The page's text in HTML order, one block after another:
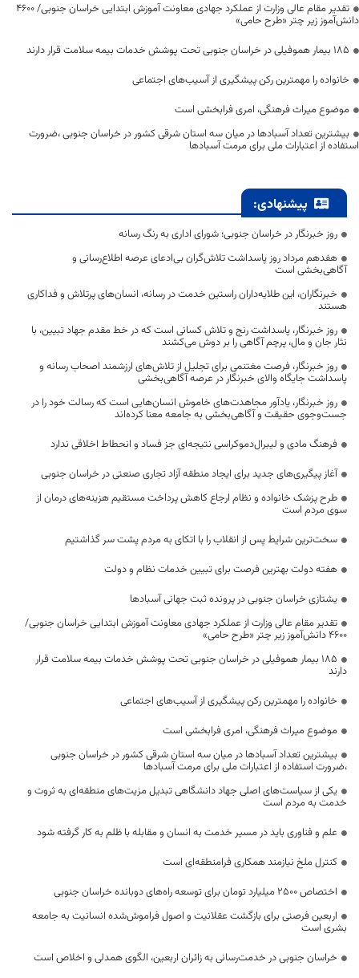
تقدیر مقام عالی وزارت از عملکرد جهادی معاونت آموزش ابتدایی خراسان جنوبی/ ۴۶۰۰
دانش‌آموز زیر چتر «طرح حامی»
۱۸۵ بیمار هموفیلی در خراسان جنوبی تحت پوشش خدمات بیمه سلامت قرار دارند
خانواده را مهمترین رکن پیشگیری از آسیب‌های اجتماعی
موضوع میراث فرهنگی، امری فرابخشی است
بیشترین تعداد آسبادها در میان سه استان شرقی کشور در خراسان جنوبی ،ضرورت
استفاده از اعتبارات ملی برای مرمت آسبادها
پیشنهادی:
روز خبرنگار در خراسان جنوبی؛ شورای اداری به رنگ رسانه
هفدهم مرداد روز پاسداشت تلاش‌گران بی‌ادعای عرصه اطلاع‌رسانی و
آگاهی‌بخشی است
خبرنگاران، این طلایه‌داران راستین خدمت در رسانه، انسان‌های پرتلاش و فداکاری
هستند
روز خبرنگار، پاسداشت رنج و تلاش کسانی است که در خط مقدم جهاد تبیین، با
نثار جان و مال، پرچم آگاهی را بر دوش می‌کشند
روز خبرنگار، فرصت مغتنمی برای تجلیل از تلاش‌های ارزشمند اصحاب رسانه و
پاسداشت جایگاه والای خبرنگار در عرصه آگاهی‌بخشی
روز خبرنگار، یادآور مجاهدت‌های خاموش انسان‌هایی است که رسالت خود را در
جست‌وجوی حقیقت و آگاهی‌بخشی به جامعه معنا کرده‌اند
فرهنگ مادی و لیبرال‌دموکراسی نتیجه‌ای جز فساد و انحطاط اخلاقی ندارد
آغاز پیگیری‌های جدید برای ایجاد منطقه آزاد تجاری صنعتی در خراسان جنوبی
طرح پزشک خانواده و نظام ارجاع کاهش پرداخت مستقیم هزینه‌های درمان از
سوی مردم است
سخت‌ترین شرایط پس از انقلاب را با اتکای به مردم پشت سر گذاشتیم
هفته دولت بهترین فرصت برای تبیین خدمات نظام و دولت
یشتازی خراسان جنوبی در پرونده ثبت جهانی آسبادها
تقدیر مقام عالی وزارت از عملکرد جهادی معاونت آموزش ابتدایی خراسان جنوبی/
۴۶۰۰ دانش‌آموز زیر چتر «طرح حامی»
۱۸۵ بیمار هموفیلی در خراسان جنوبی تحت پوشش خدمات بیمه سلامت قرار
دارند
خانواده را مهمترین رکن پیشگیری از آسیب‌های اجتماعی
موضوع میراث فرهنگی، امری فرابخشی است
بیشترین تعداد آسبادها در میان سه استان شرقی کشور در خراسان جنوبی
،ضرورت استفاده از اعتبارات ملی برای مرمت آسبادها
یکی از سیاست‌های اصلی جهاد دانشگاهی تبدیل مزیت‌های منطقه‌ای به ثروت و
خدمت به مردم است
علم و فناوری باید در مسیر خدمت به انسان و مقابله با ظلم به کار گرفته شود
کنترل ملخ نیازمند همکاری فرامنطقه‌ای است
اختصاص 2500 میلیارد تومان برای توسعه راه‌های دوبانده خراسان جنوبی
اربعین فرصتی برای بازگشت عقلانیت و اصول فراموش‌شده انسانیت به جامعه
بشری است
خراسان جنوبی در خدمت‌رسانی به زائران اربعین، الگوی همدلی و اخلاص است